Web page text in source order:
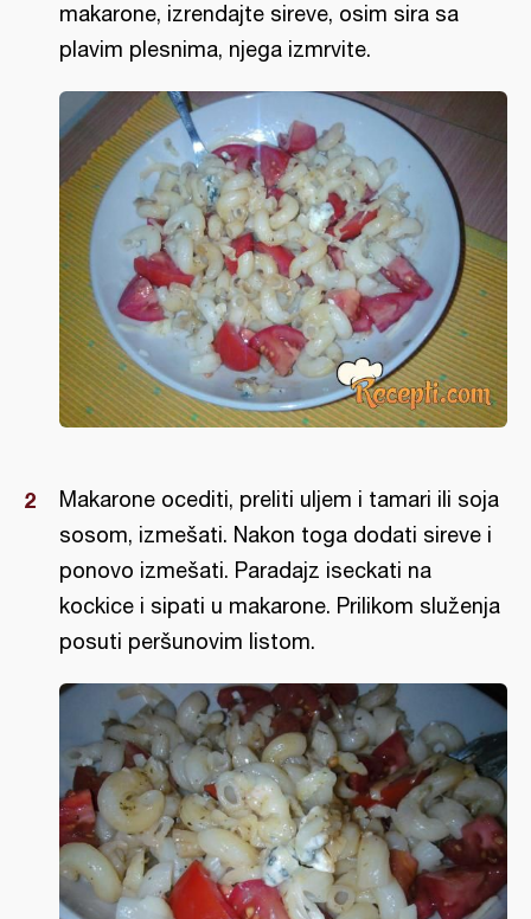
makarone, izrendajte sireve, osim sira sa
plavim plesnima, njega izmrvite.
Makarone ocediti, preliti uljem i tamari ili soja
sosom, izmešati. Nakon toga dodati sireve i
ponovo izmešati. Paradajz iseckati na
kockice i sipati u makarone. Prilikom služenja
posuti peršunovim listom.